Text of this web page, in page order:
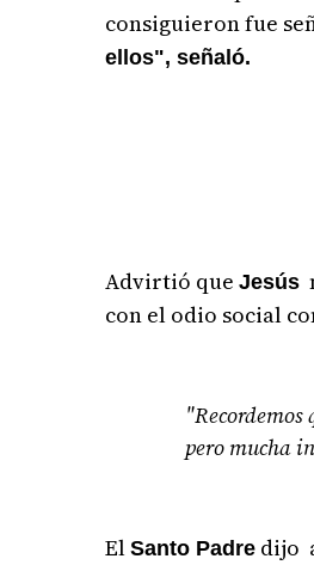
consiguieron fue
ellos", señaló.
Advirtió queJesús
con el odio social
pero mucha
ElSanto Padre dijo